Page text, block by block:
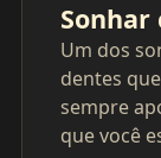
Sonhar
Um dos
dentes
sempre
que você